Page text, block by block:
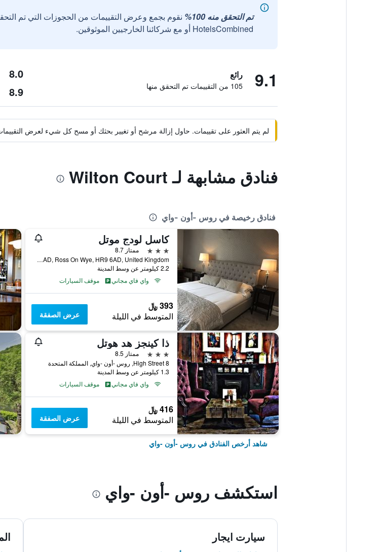
تم التحقق منه 100%
نقوم بجمع وعرض التقييمات من الحجوزات التي تم
HotelsCombined أو مع شركائنا الخارجيين الموثوقين.
9.1 رائع
105 من التقييمات تم التحقق منها
8.0
8.9
لم يتم العثور على تقييمات. حاول إزالة مرشح أو تغيير بحثك أو مسح كل شيء لعرض
فنادق مشابهة لـ Wilton Court
فنادق رخيصة في روس -أون -واي
كاسل لودج موتل
3 نجوم
ممتاز 8.7
Wilton, Ross-on-Wyeherefordshire HR9 6AD, Ross On Wye, HR9 6AD, United Kingdom, روس -أون -واي, المملكة المتحدة
2.2 كيلومتر عن وسط المدينة
واي فاي مجاني
موقف السيارات
393 ﷼
المتوسط في الليلة عرض الصفقة
ذا كينجز هد هوتل
3 نجوم
ممتاز 8.5
8 High Street, روس -أون -واي, المملكة المتحدة
1.3 كيلومتر عن وسط المدينة
واي فاي مجاني
موقف السيارات
416 ﷼
المتوسط في الليلة عرض الصفقة
شاهد أرخص الفنادق في روس -أون -واي
استكشف روس -أون -واي
سيارت ايجار